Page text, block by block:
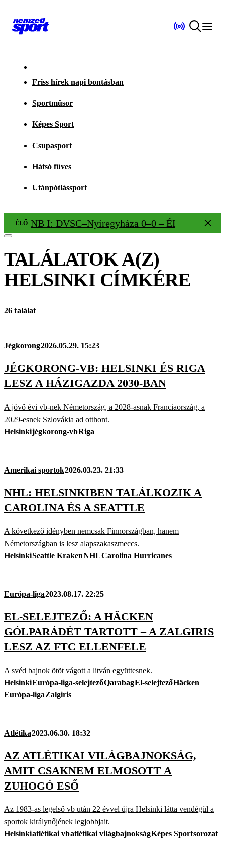
Friss hírek napi bontásban
Sportműsor
Képes Sport
Csupasport
Hátsó füves
Utánpótlássport
ÉLŐ NB I: DVSC–Nyíregyháza 0–0 – ÉLŐ!
TALÁLATOK A(Z)
HELSINKICÍMKÉRE
26 találat
Jégkorong2026.05.29. 15:23
JÉGKORONG-VB: HELSINKI ÉS RIGA
LESZ A HÁZIGAZDA 2030-BAN
A jövő évi vb-nek Németország, a 2028-asnak Franciaország, a
2029-esnek Szlovákia ad otthont.
Helsinkijégkorong-vbRiga
Amerikai sportok2026.03.23. 21:33
NHL: HELSINKIBEN TALÁLKOZIK A
CAROLINA ÉS A SEATTLE
A következő idényben nemcsak Finnországban, hanem
Németországban is lesz alapszakaszmeccs.
HelsinkiSeattle KrakenNHLCarolina Hurricanes
Európa-liga2023.08.17. 22:25
EL-SELEJTEZŐ: A HÄCKEN
GÓLPARÁDÉT TARTOTT – A ZALGIRIS
LESZ AZ FTC ELLENFELE
A svéd bajnok ötöt vágott a litván együttesnek.
HelsinkiEurópa-liga-selejtezőQarabagEl-selejtezőHäcken
Európa-ligaZalgiris
Atlétika2023.06.30. 18:32
AZ ATLÉTIKAI VILÁGBAJNOKSÁG,
AMIT CSAKNEM ELMOSOTT A
ZUHOGÓ ESŐ
Az 1983-as legelső vb után 22 évvel újra Helsinki látta vendégül a
sportok királynőjének legjobbjait.
Helsinkiatlétikai vbatlétikai világbajnokságKépes Sportsorozat